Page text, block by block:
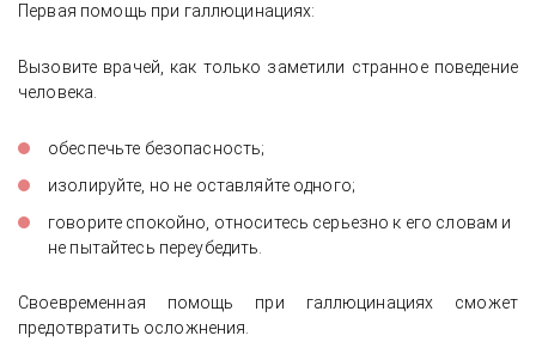
Первая помощь при галлюцинациях:
Вызовите врачей, как только заметили странное поведение
человека.
обеспечьте безопасность;
изолируйте, но не оставляйте одного;
говорите спокойно, относитесь серьезно к его словам и
не пытайтесь переубедить.
Своевременная помощь при галлюцинациях сможет
предотвратить осложнения.